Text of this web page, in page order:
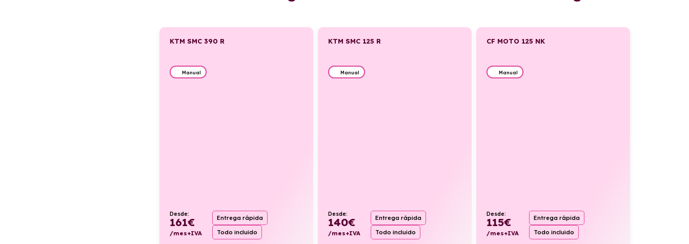
KTM SMC 390 R
Manual
Desde:
161€
/mes+IVA
Entrega rápida
Todo incluido
KTM SMC 125 R
Manual
Desde:
140€
/mes+IVA
Entrega rápida
Todo incluido
CF MOTO 125 NK
Manual
Desde:
115€
/mes+IVA
Entrega rápida
Todo incluido